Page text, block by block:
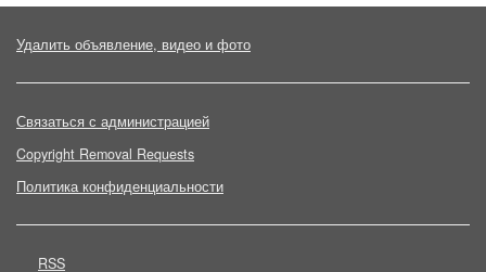
Удалить объявление, видео и фото
Связаться с администрацией
Copyright Removal Requests
Политика конфиденциальности
RSS